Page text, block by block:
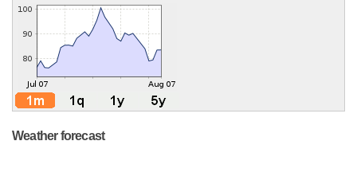
Weather forecast